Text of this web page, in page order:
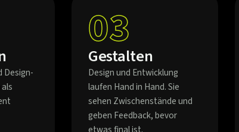
Design-
03
Gestalten
Design und Entwicklung
laufen Hand in Hand. Sie
sehen Zwischenstände und
geben Feedback, bevor